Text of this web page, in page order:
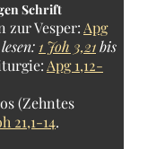
Schrift
zur Vesper: Apg
1 Joh 3,21bis
Apg 1,12-
(Zehntes
21,1-14.